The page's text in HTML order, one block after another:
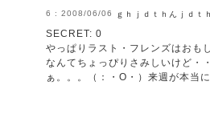
2008/06/06 ｇｈｊｄｔｈんｊｄｔ
SECRET: 0
やっぱりラスト・フレンズはおも
なんてちょっぴりさみしいけど・
ぁ。。。（：・O・）来週が本当